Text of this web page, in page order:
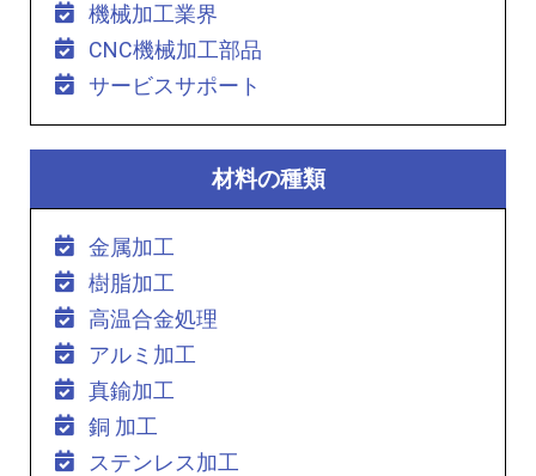
機械加工業界
CNC機械加工部品
サービスサポート
材料の種類
金属加工
樹脂加工
高温合金処理
アルミ加工
真鍮加工
銅 加工
ステンレス加工